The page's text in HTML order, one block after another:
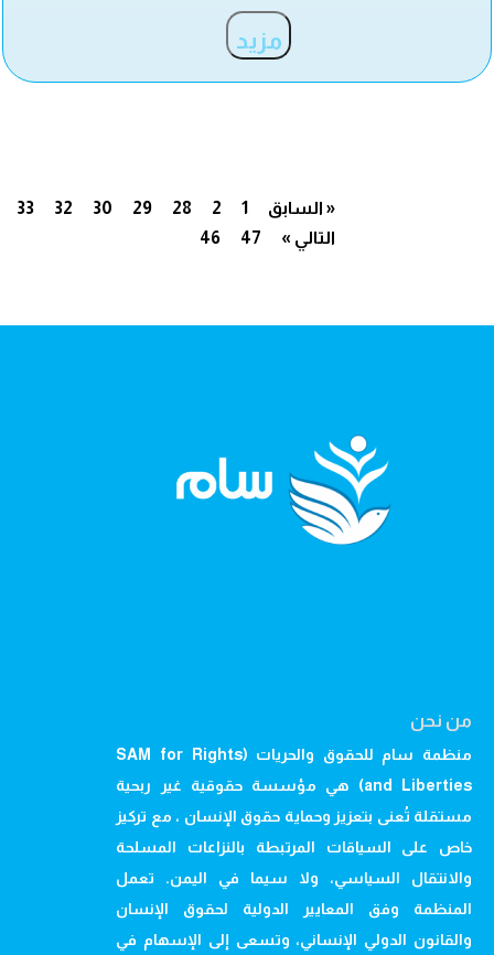
مزيد
« السابق 1
2
28
29
30
32
33
46
47 التالي »
من نحن
منظمة سام للحقوق والحريات (SAM for Rights
and Liberties) هي مؤسسة حقوقية غير ربحية
مستقلة تُعنى بتعزيز وحماية حقوق الإنسان ، مع تركيز
خاص على السياقات المرتبطة بالنزاعات المسلحة
والانتقال السياسي، ولا سيما في اليمن. تعمل
المنظمة وفق المعايير الدولية لحقوق الإنسان
والقانون الدولي الإنساني، وتسعى إلى الإسهام في